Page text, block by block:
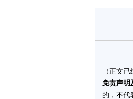
（正文已
免责声明
的，不代